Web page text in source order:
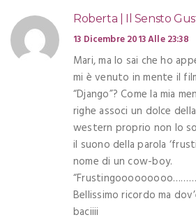
Roberta | Il Sensto
13 Dicembre 2013 Alle 23:38
Mari, ma lo sai che ho
mi è venuto in mente il
“Django”? Come la mia
righe associ un dolce
western proprio non lo
il suono della parola
nome di un cow-boy.
Bellissimo ricordo ma
baciiii